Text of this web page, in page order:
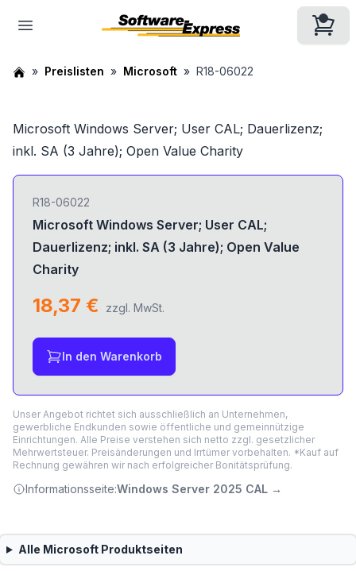
Preislisten Microsoft R18-06022
Microsoft Windows Server; User CAL; Dauerlizenz;
inkl. SA (3 Jahre); Open Value Charity
R18-06022
Microsoft Windows Server; User CAL;
Dauerlizenz; inkl. SA (3 Jahre); Open Value
Charity
18,37 € zzgl. MwSt.
In den Warenkorb
Unser Angebot richtet sich ausschließlich an Unternehmen,
gewerbliche Endkunden sowie öffentliche und gemeinnützige
Einrichtungen. Alle Preise verstehen sich netto zzgl. gesetzlicher
Mehrwertsteuer. Preisänderungen und Irrtümer vorbehalten. *Kauf auf
Rechnung gewähren wir nach erfolgreicher Bonitätsprüfung.
Informationsseite:Windows Server 2025 CAL →
Alle MicrosoftProduktseiten